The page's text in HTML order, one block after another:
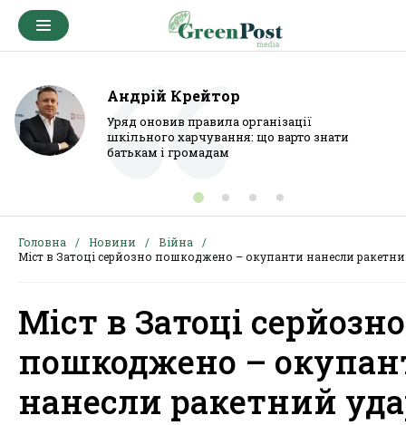
Андрій Крейтор
Уряд оновив правила організації
шкільного харчування: що варто знати
батькам і громадам
Головна Новини
Війна
Міст в Затоці серйозно пошкоджено – окупанти нанесли
Міст в Затоці серйозно
пошкоджено –
нанесли ракетний